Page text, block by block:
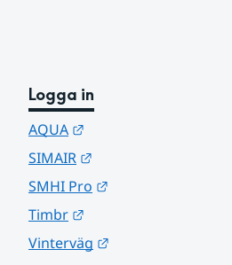
Logga in
AQUA
SIMAIR
SMHI Pro
Timbr
Vinterväg